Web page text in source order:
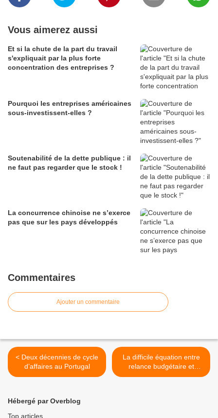
Vous aimerez aussi
Et si la chute de la part du travail
s'expliquait par la plus forte
concentration des entreprises ?
Pourquoi les entreprises américaines
sous-investissent-elles ?
Soutenabilité de la dette publique : il
ne faut pas regarder que le stock !
La concurrence chinoise ne s’exerce
pas que sur les pays développés
Commentaires
Ajouter un commentaire
< Deux décennies de cycle
d’affaires au Portugal
La difficile équation entre
relance budgétaire et
soutenabilité de la dette >
Hébergé par Overblog
Top articles